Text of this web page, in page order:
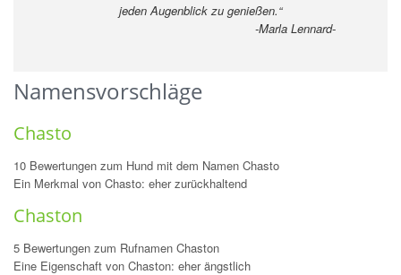
jeden Augenblick zu genießen.“
-Marla Lennard-
Namensvorschläge
Chasto
10 Bewertungen zum Hund mit dem Namen Chasto
Ein Merkmal von Chasto: eher zurückhaltend
Chaston
5 Bewertungen zum Rufnamen Chaston
Eine Eigenschaft von Chaston: eher ängstlich